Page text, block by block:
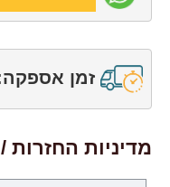
זמן אספקה: 90-120 ימי
מדיניות החזרות